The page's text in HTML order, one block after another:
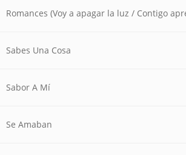
Sabes Una Cosa
Sabor A Mí
Se Amaban